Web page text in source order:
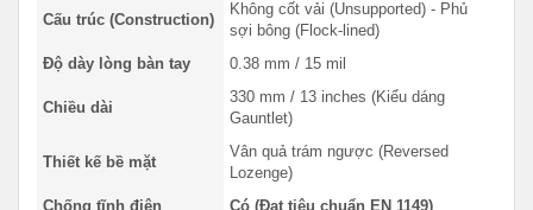
Cấu trúc (Construction)
Không cốt vải (Unsupported) - Phủ
sợi bông (Flock-lined)
Độ dày lòng bàn tay
0.38 mm / 15 mil
Chiều dài
330 mm / 13 inches (Kiểu dáng
Gauntlet)
Thiết kế bề mặt
Vân quả trám ngược (Reversed
Lozenge)
Chống tĩnh điện
Có (Đạt tiêu chuẩn EN 1149)